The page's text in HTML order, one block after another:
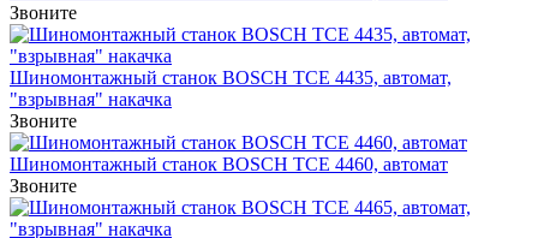
Звоните
Шиномонтажный станок BOSCH TCE 4435, автомат,
"взрывная" накачка
Звоните
Шиномонтажный станок BOSCH TCE 4460, автомат
Звоните